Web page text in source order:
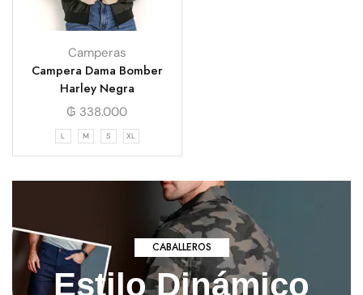
Camperas
Campera Dama Bomber
Harley Negra
₲ 338.000
L M S XL
CABALLEROS
EstiloDinámico